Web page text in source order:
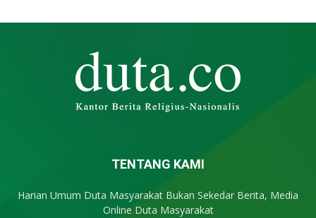
TENTANG KAMI
Harian Umum Duta Masyarakat Bukan Sekedar Berita, Media
Online Duta Masyarakat